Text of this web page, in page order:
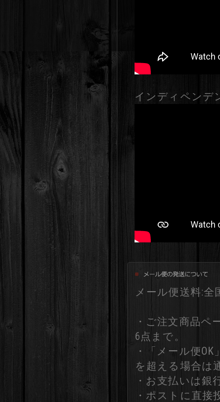
インディペンデ
メール便送料:全
・ご注文商品ペ
6点まで。
・「メール便
を超える場合は
・お支払いは銀
・ポストに直接